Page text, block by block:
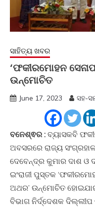
ସାହିତ୍ୟ ଖବର
‘ଫକୀରମୋହନ
ଉନ୍ମୋଚିତ
June 17, 2023 ସହ-
ବନେଶ୍ଵର : ବ୍ୟାସକବି
ଅବସରରେ ରାଜ୍ୟ
ଦେବେନ୍ଦ୍ର କୁମାର ଦାଶ
ଇଂରାଜୀ ପୁସ୍ତକ
ଅଥର’ ଉନ୍ମୋଚିତ
ବିଭାଗ ନିର୍ଦ୍ଦେଶକ